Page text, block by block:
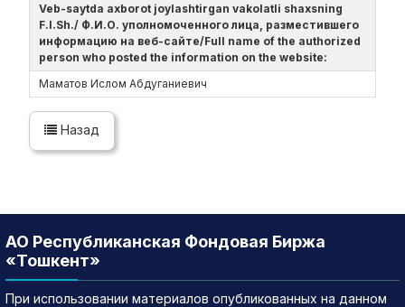
Veb-saytda axborot joylashtirgan vakolatli shaxsning
F.I.Sh./ Ф.И.О. уполномоченного лица, разместившего
информацию на веб-сайте/Full name of the authorized
person who posted the information on the website:
Маматов Ислом Абдуганиевич
Назад
АО Республиканская Фондовая Биржа
«Тошкент»
При использовании материалов опубликованных на данном